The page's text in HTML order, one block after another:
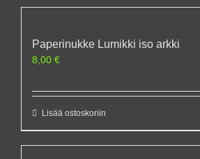
Paperinukke Lumikki iso arkki
8,00 €
Lisää ostoskoriin